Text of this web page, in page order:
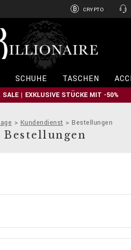
CRYPTO
l
o
n
a
e
SCHUHE TASCHEN
SALE | EXKLUSIVE STÜCKE MIT -50%
Kundendienst Bestellungen
Bestellungen